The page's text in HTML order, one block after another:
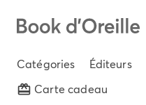
Catégories Éditeurs
Carte cadeau